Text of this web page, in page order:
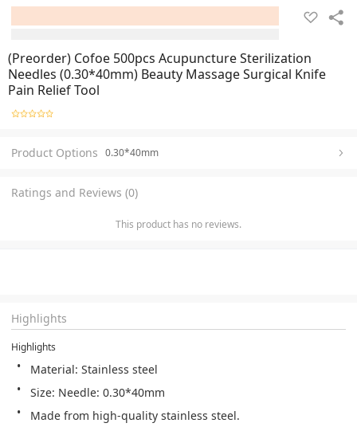
(Preorder) Cofoe 500pcs Acupuncture Sterilization
Needles (0.30*40mm) Beauty Massage Surgical Knife
Pain Relief Tool
Product Options 0.30*40mm
Ratings and Reviews (0)
This product has no reviews.
Highlights
Highlights
Material: Stainless steel
Size: Needle: 0.30*40mm
Made from high-quality stainless steel.